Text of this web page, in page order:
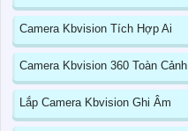
Camera Kbvision Tích Hợp Ai
Camera Kbvision 360 Toàn Cảnh
Lắp Camera Kbvision Ghi Âm